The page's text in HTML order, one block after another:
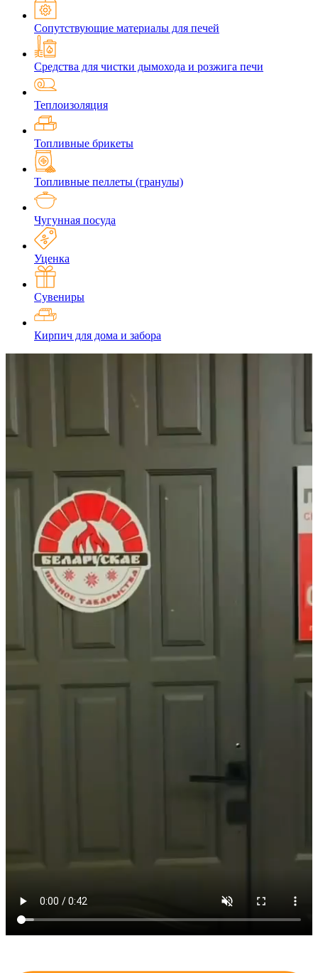
Сопутствующие материалы для печей
Средства для чистки дымохода и розжига печи
Теплоизоляция
Топливные брикеты
Топливные пеллеты (гранулы)
Чугунная посуда
Уценка
Сувениры
Кирпич для дома и забора